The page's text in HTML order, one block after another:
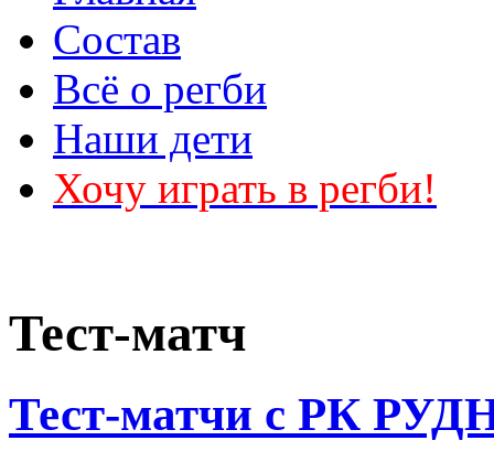
Состав
Всё о регби
Наши дети
Хочу играть в регби!
Тест-матч
Тест-матчи с РК